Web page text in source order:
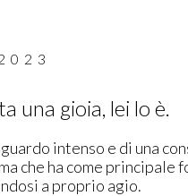
una gioia, lei lo è.
intenso e di una
che ha come principale
a proprio agio.